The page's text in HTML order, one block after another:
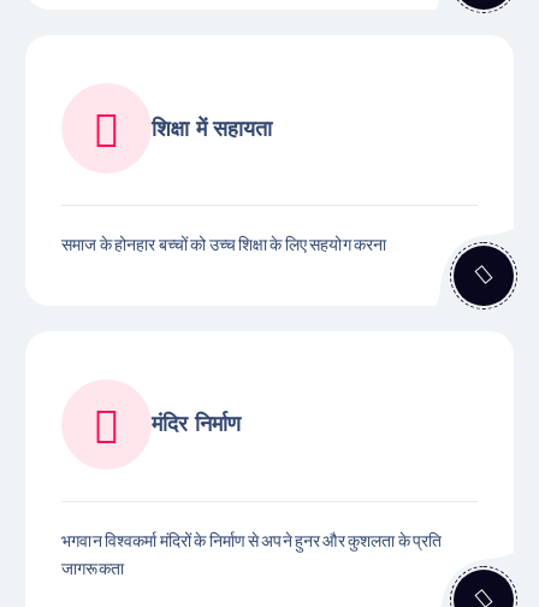
शिक्षा में सहायता
समाज के होनहार बच्चों को उच्च शिक्षा के लिए सहयोग करना
मंदिर निर्माण
भगवान विश्वकर्मा मंदिरों के निर्माण से अपने हुनर और कुशलता के प्रति
जागरूकता